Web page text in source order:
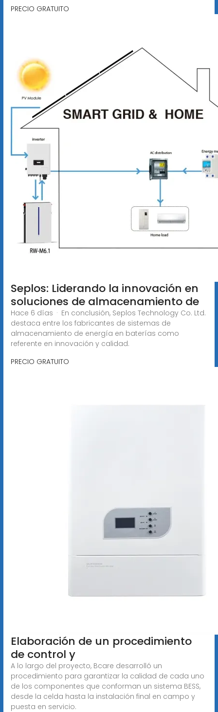
PRECIO GRATUITO
Seplos: Liderando la innovación en
soluciones de almacenamiento de
Hace 6 días · En conclusión, Seplos Technology Co. Ltd.
destaca entre los fabricantes de sistemas de
almacenamiento de energía en baterías como
referente en innovación y calidad.
PRECIO GRATUITO
Elaboración de un procedimiento
de control y
A lo largo del proyecto, Bcare desarrolló un
procedimiento para garantizar la calidad de cada uno
de los componentes que conforman un sistema BESS,
desde la celda hasta la instalación final en campo y
puesta en servicio.